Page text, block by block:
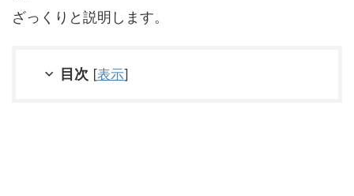
ざっくりと説明します。
目次 [表示]